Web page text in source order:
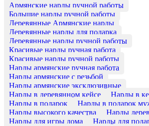
Армянские нарды ручной работы
Большие нарды ручной работы
Деревянные Армянские нарды
Деревянные нарды для подарка
Деревянные нарды ручной работы
Красивые нарды ручная работа
Красивые нарды ручной работы
Нарды армянские ручная работа
Нарды армянские с резьбой
Нарды армянские эксклюзивные
Нарды в деревянном кейсе
Нарды в
Нарды в подарок
Нарды в подарок
Нарды высокого качества
Нарды
Нарды для игры дома
Нарды для